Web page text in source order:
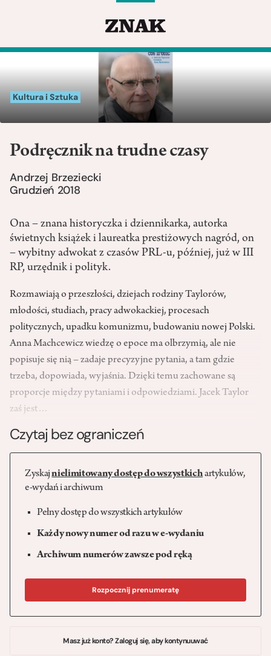
Kultura i Sztuka
Podręcznik na trudne czasy
Andrzej Brzeziecki
Grudzień 2018
Ona – znana historyczka i dziennikarka, autorka
świetnych książek i laureatka prestiżowych nagród, on
– wybitny adwokat z czasów PRL-u, później, już w III
RP, urzędnik i polityk.
Rozmawiają o przeszłości, dziejach rodziny Taylorów,
młodości, studiach, pracy adwokackiej, procesach
politycznych, upadku komunizmu, budowaniu nowej Polski.
Anna Machcewicz wiedzę o epoce ma olbrzymią, ale nie
popisuje się nią – zadaje precyzyjne pytania, a tam gdzie
trzeba, dopowiada, wyjaśnia. Dzięki temu zachowane są
proporcje między pytaniami i odpowiedziami. Jacek Taylor
zaś jest…
Czytaj bez ograniczeń
Zyskajnielimitowany dostęp do wszystkichartykułów,
e-wydań i archiwum
Pełny dostęp do wszystkich artykułów
Każdy nowy numer od razu w e-wydaniu
Archiwum numerów zawsze pod ręką
Rozpocznij prenumeratę
Masz już konto? Zaloguj się, aby kontynuuwać